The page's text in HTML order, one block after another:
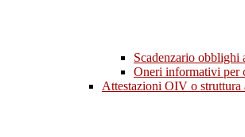
Scadenzario obblighi
Oneri informativi per
Attestazioni OIV o struttura